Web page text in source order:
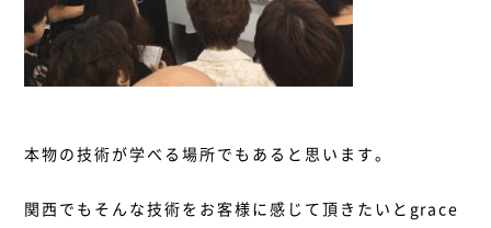
本物の技術が学べる場所でもあると思います。
関西でもそんな技術をお客様に感じて頂きたいとgrace